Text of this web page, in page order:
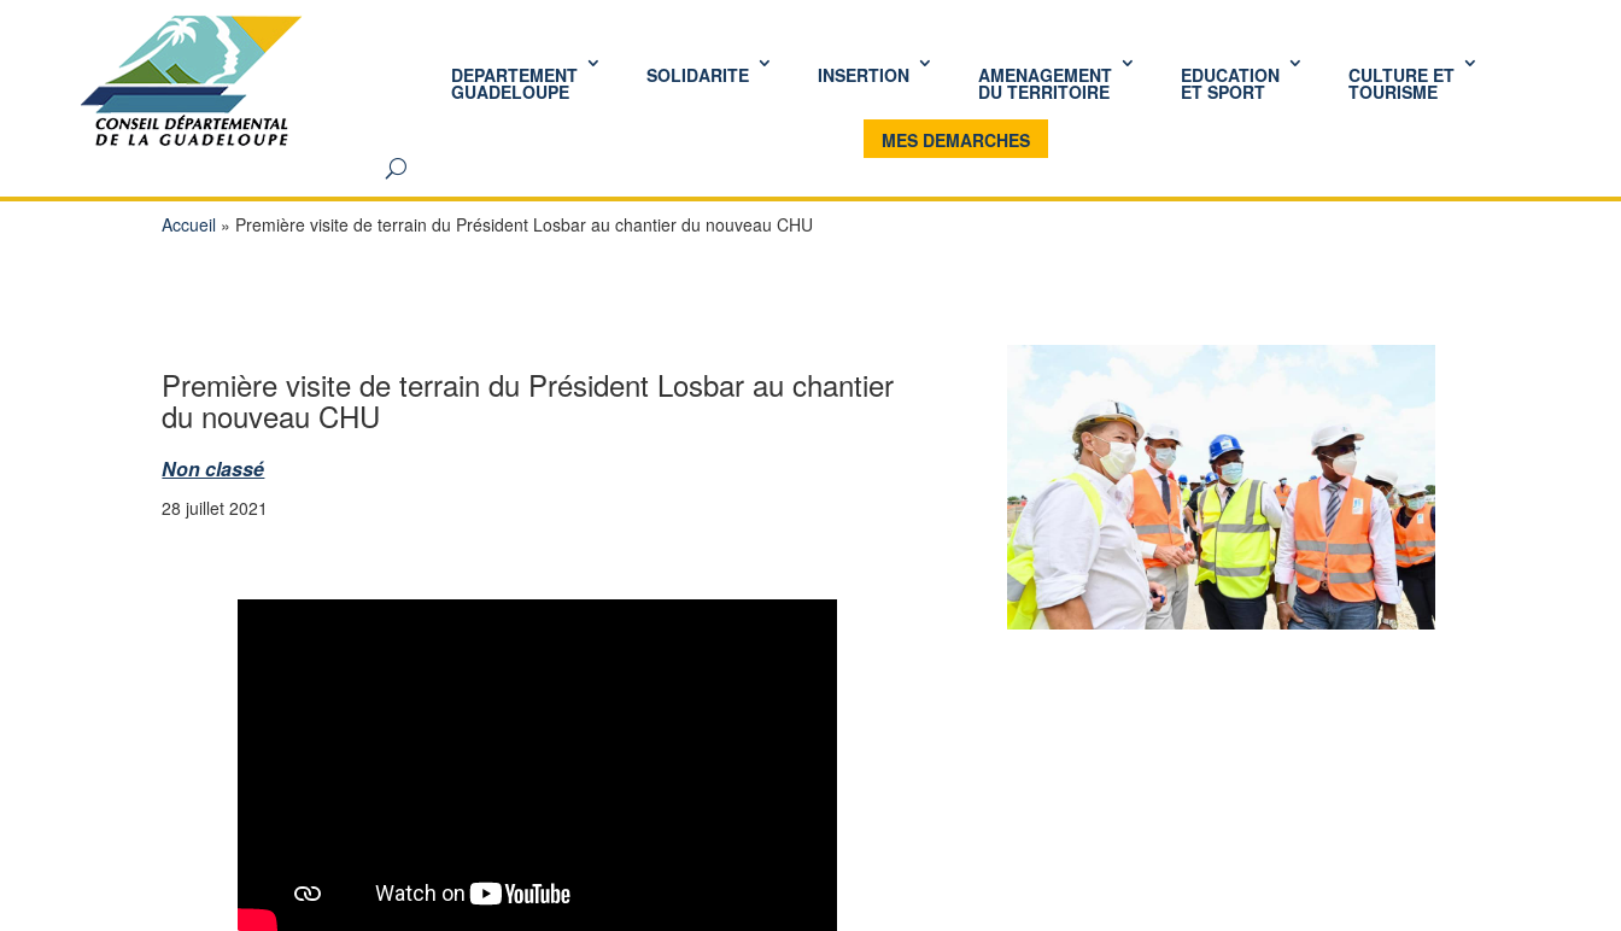
DEPARTEMENT
GUADELOUPE
SOLIDARITE INSERTION AMENAGEMENT
DU TERRITOIRE
EDUCATION
ET SPORT
CULTURE ET
TOURISME
MES DEMARCHES
Accueil » Première visite de terrain du Président Losbar au chantier du nouveau CHU
Première visite de terrain du Président Losbar au chantier
du nouveau CHU
Non classé
28 juillet 2021